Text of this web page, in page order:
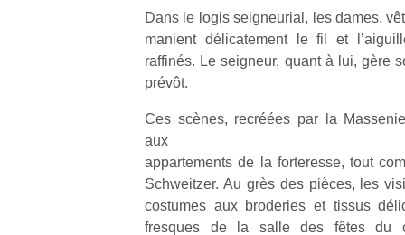
Dans le logis seigneurial, les dames,
manient délicatement le fil et
raffinés. Le seigneur, quant à lui, gère
prévôt.
Ces scènes, recréées par la
aux
appartements de la forteresse, tout
Schweitzer. Au grès des pièces, les
costumes aux broderies et tissus
fresques de la salle des fêtes du